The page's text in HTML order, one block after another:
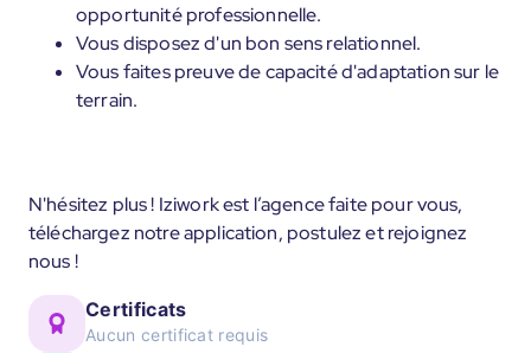
opportunité professionnelle.
Vous disposez d'un bon sens relationnel.
Vous faites preuve de capacité d'adaptation sur le
terrain.
N'hésitez plus ! Iziwork est l’agence faite pour vous,
téléchargez notre application, postulez et rejoignez
nous !
Certificats
Aucun certificat requis